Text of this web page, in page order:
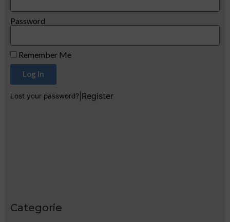
Password
Remember Me
Log In
Lost your password? Register
Categorie